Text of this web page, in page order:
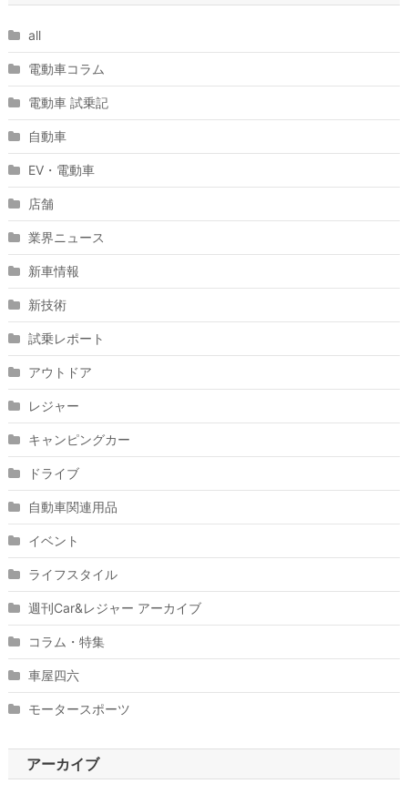
all
電動車コラム
電動車 試乗記
自動車
EV・電動車
店舗
業界ニュース
新車情報
新技術
試乗レポート
アウトドア
レジャー
キャンピングカー
ドライブ
自動車関連用品
イベント
ライフスタイル
週刊Car&レジャー アーカイブ
コラム・特集
車屋四六
モータースポーツ
アーカイブ